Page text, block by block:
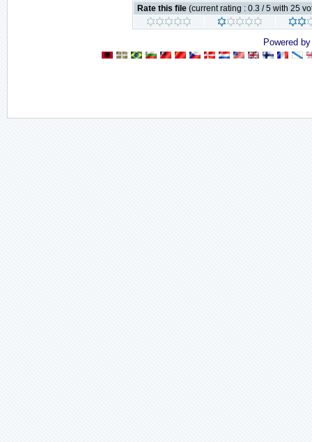
Rate this file (current rating : 0.3 / 5 with 25
Powered